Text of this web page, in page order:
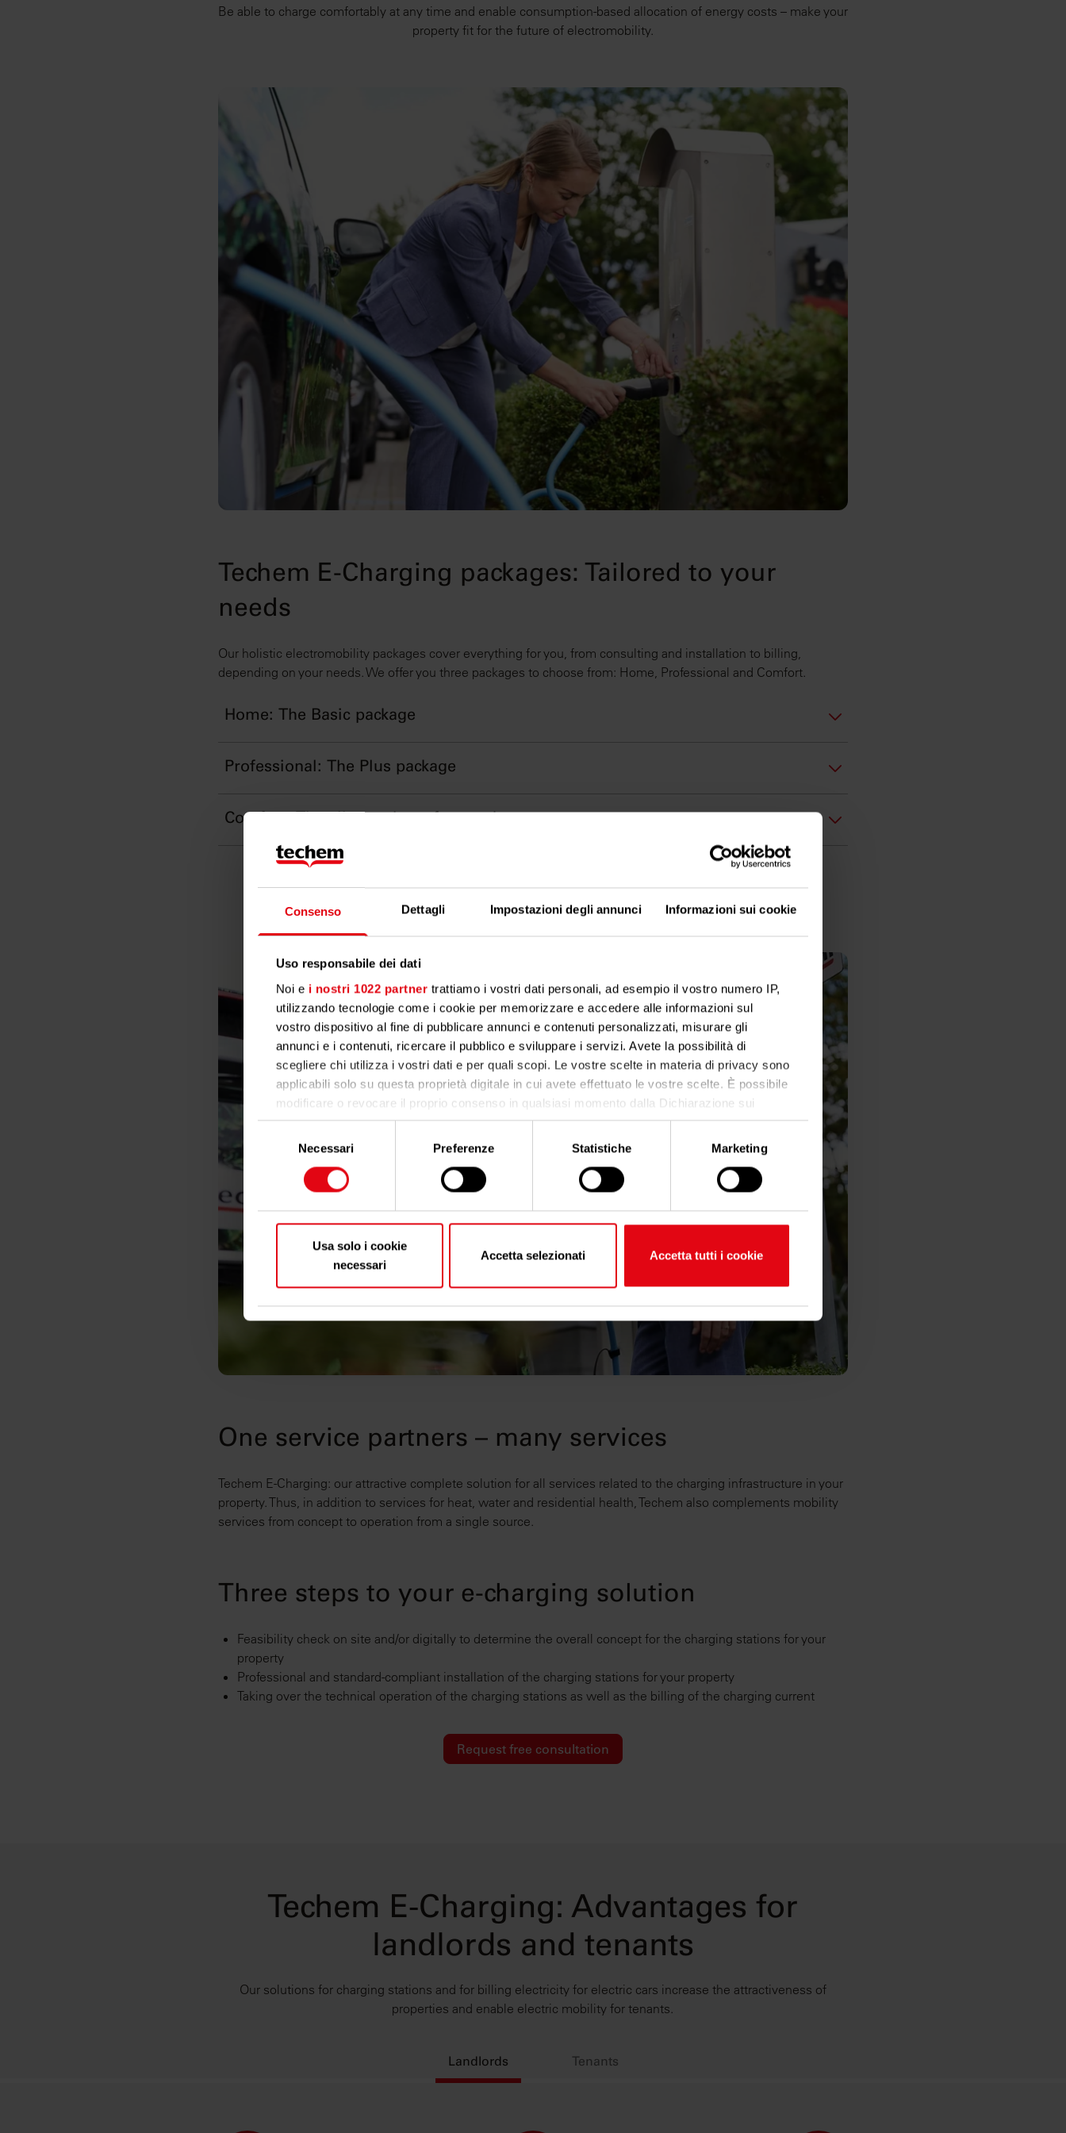
Consenso Dettagli Impostazioni degli annunci Informazioni sui cookie
Uso responsabile dei dati
Noi e i nostri 1022 partner trattiamo i vostri dati personali, ad esempio il vostro numero IP,
utilizzando tecnologie come i cookie per memorizzare e accedere alle informazioni sul
vostro dispositivo al fine di pubblicare annunci e contenuti personalizzati, misurare gli
annunci e i contenuti, ricercare il pubblico e sviluppare i servizi. Avete la possibilità di
scegliere chi utilizza i vostri dati e per quali scopi. Le vostre scelte in materia di privacy sono
applicabili solo su questa proprietà digitale in cui avete effettuato le vostre scelte. È possibile
modificare o revocare il proprio consenso in qualsiasi momento dalla Dichiarazione sui
cookie o facendo clic sull'icona di attivazione della privacy.
raccogliere informazioni sulla tua posizione geografica, con un'approssimazione di
Identificare il tuo dispositivo, scansionandolo attivamente alla ricerca di
caratteristiche specifiche (impronte digitali).
Approfondisci come vengono elaborati i tuoi dati personali e imposta le tue preferenze nella
Utilizziamo i cookie per personalizzare contenuti ed annunci, per fornire funzionalità dei
social media e per analizzare il nostro traffico. Condividiamo inoltre informazioni sul modo in
cui utilizza il nostro sito con i nostri partner che si occupano di analisi dei dati web, pubblicità
consenso
Necessari Preferenze Statistiche Marketing
Usa solo i cookie
necessari
Accetta selezionati Accetta tutti i cookie
Be able to charge comfortably at any time and enable consumption-based allocation of energy costs – make your
property fit for the future of electromobility.
Techem E-Charging packages: Tailored to your
needs
Our holistic electromobility packages cover everything for you, from consulting and installation to billing,
depending on your needs. We offer you three packages to choose from: Home, Professional and Comfort.
Home: The Basic package
Professional: The Plus package
Comfort: The all-round carefree package
We will be happy to advise you
One service partners – many services
Techem E-Charging: our attractive complete solution for all services related to the charging infrastructure in your
property. Thus, in addition to services for heat, water and residential health, Techem also complements mobility
services from concept to operation from a single source.
Three steps to your e-charging solution
Feasibility check on site and/or digitally to determine the overall concept for the charging stations for your
property
Professional and standard-compliant installation of the charging stations for your property
Taking over the technical operation of the charging stations as well as the billing of the charging current
Request free consultation
Techem E-Charging: Advantages for
landlords and tenants
Our solutions for charging stations and for billing electricity for electric cars increase the attractiveness of
properties and enable electric mobility for tenants.
Landlords Tenants